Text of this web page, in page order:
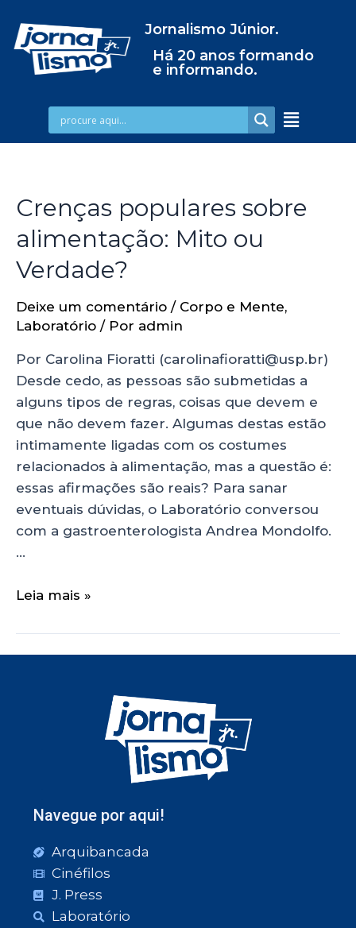
Jornalismo Júnior.
Há 20 anos formando
e informando.
Crenças populares sobre
alimentação: Mito ou
Verdade?
Deixe um comentário / Corpo e Mente,
Laboratório / Por admin
Por Carolina Fioratti (carolinafioratti@usp.br)
Desde cedo, as pessoas são submetidas a
alguns tipos de regras, coisas que devem e
que não devem fazer. Algumas destas estão
intimamente ligadas com os costumes
relacionados à alimentação, mas a questão é:
essas afirmações são reais? Para sanar
eventuais dúvidas, o Laboratório conversou
com a gastroenterologista Andrea Mondolfo.
…
Leia mais »
Navegue por aqui!
Arquibancada
Cinéfilos
J. Press
Laboratório